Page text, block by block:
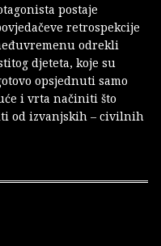
postaje
retrospekcije
odrekli
djeteta, koje su
opsjednuti samo
i vrta načiniti što
od izvanjskih – civilnih